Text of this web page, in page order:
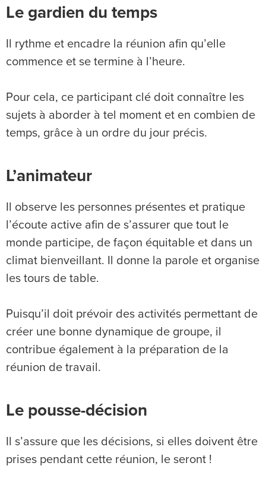
Le gardien du temps
Il rythme et encadre la réunion afin qu’elle
commence et se termine à l’heure.
Pour cela, ce participant clé doit connaître les
sujets à aborder à tel moment et en combien de
temps, grâce à un ordre du jour précis.
L’animateur
Il observe les personnes présentes et pratique
l’écoute active afin de s’assurer que tout le
monde participe, de façon équitable et dans un
climat bienveillant. Il donne la parole et organise
les tours de table.
Puisqu’il doit prévoir des activités permettant de
créer une bonne dynamique de groupe, il
contribue également à la préparation de la
réunion de travail.
Le pousse-décision
Il s’assure que les décisions, si elles doivent être
prises pendant cette réunion, le seront !